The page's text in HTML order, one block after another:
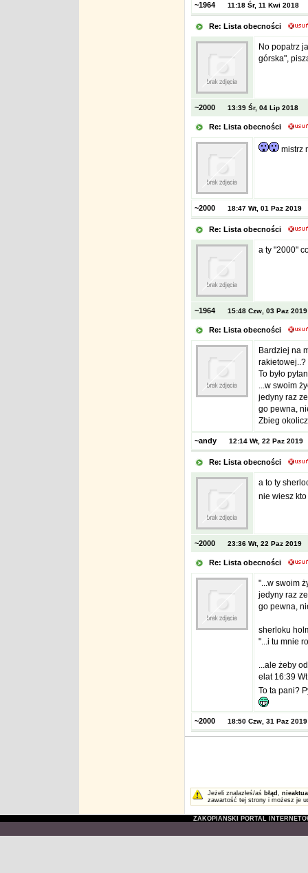
~1964 11:18 Śr, 11 Kwi 2018
Re: Lista obecności
No popatrz
górska",
~2000 13:39 Śr, 04 Lip 2018
Re: Lista obecności
mistrz
~2000 18:47 Wt, 01 Paz 2019
Re: Lista obecności
a ty "2000"
~1964 15:48 Czw, 03 Paz 2019
Re: Lista obecności
Bardziej na
rakietowej..?
To było
...w swoim
jedyny raz
go pewna,
Zbieg
~andy 12:14 Wt, 22 Paz 2019
Re: Lista obecności
a to ty
nie wiesz
~2000 23:36 Wt, 22 Paz 2019
Re: Lista obecności
"...w swoim
jedyny raz
go pewna,
sherloku
"...i tu mnie
...ale żeby
elat 16:39
To ta pani?
~2000 18:50 Czw, 31 Paz 2019
Jeżeli znalazłeś/aś błąd ,
zawartość tej strony i możesz je
ZAKOPIAŃSKI PORTAL